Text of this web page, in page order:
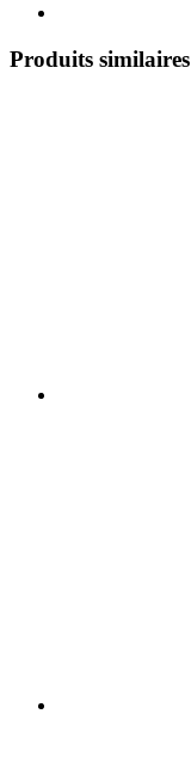
Produits similaires